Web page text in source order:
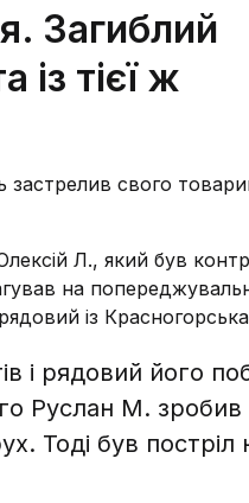
Загиблий
тієї ж
застрелив свого
Л., який був
на
із
і рядовий його
Руслан М. зробив
Тоді був постріл